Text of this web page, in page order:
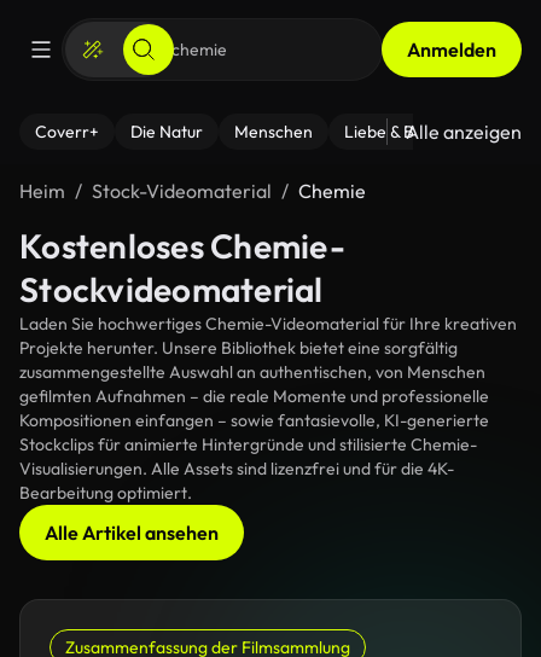
Anmelden
Coverr+ Die Natur Menschen Liebe & Beziehungen
Alle anzeigen
Heim Stock-Videomaterial Chemie
Kostenloses Chemie-
Stockvideomaterial
Laden Sie hochwertiges Chemie-Videomaterial für Ihre kreativen
Projekte herunter. Unsere Bibliothek bietet eine sorgfältig
zusammengestellte Auswahl an authentischen, von Menschen
gefilmten Aufnahmen – die reale Momente und professionelle
Kompositionen einfangen – sowie fantasievolle, KI-generierte
Stockclips für animierte Hintergründe und stilisierte Chemie-
Visualisierungen. Alle Assets sind lizenzfrei und für die 4K-
Bearbeitung optimiert.
Alle Artikel ansehen
Zusammenfassung der Filmsammlung